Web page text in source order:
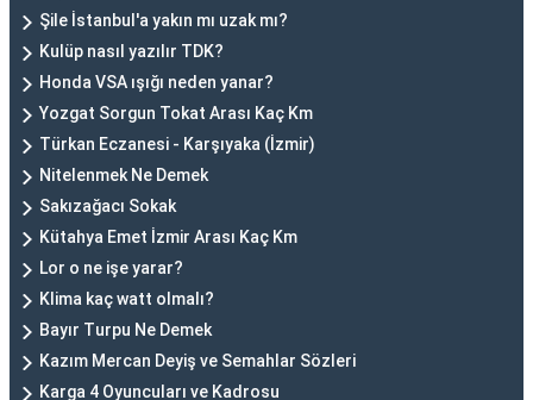
Şile İstanbul'a yakın mı uzak mı?
Kulüp nasıl yazılır TDK?
Honda VSA ışığı neden yanar?
Yozgat Sorgun Tokat Arası Kaç Km
Türkan Eczanesi - Karşıyaka (İzmir)
Nitelenmek Ne Demek
Sakızağacı Sokak
Kütahya Emet İzmir Arası Kaç Km
Lor o ne işe yarar?
Klima kaç watt olmalı?
Bayır Turpu Ne Demek
Kazım Mercan Deyiş ve Semahlar Sözleri
Karga 4 Oyuncuları ve Kadrosu